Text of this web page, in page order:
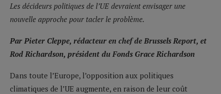
Les décideurs politiques de l’UE devraient envisager une
nouvelle approche pour tacler le problème.
Par Pieter Cleppe, rédacteur en chef de Brussels Report, et
Rod Richardson, président du Fonds Grace Richardson
Dans toute l’Europe, l’opposition aux politiques
climatiques de l’UE augmente, en raison de leur coût